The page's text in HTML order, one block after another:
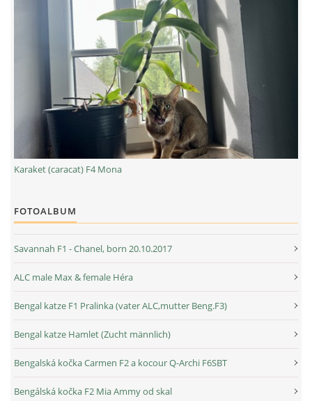
Karaket (caracat) F4 Mona
FOTOALBUM
Savannah F1 - Chanel, born 20.10.2017
ALC male Max & female Héra
Bengal katze F1 Pralinka (vater ALC,mutter Beng.F3)
Bengal katze Hamlet (Zucht männlich)
Bengalská kočka Carmen F2 a kocour Q-Archi F6SBT
Bengálská kočka F2 Mia Ammy od skal